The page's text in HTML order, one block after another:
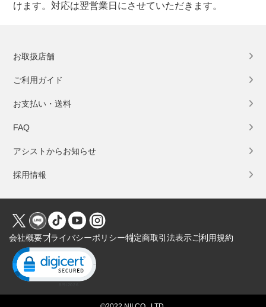
けます。対応は翌営業日にさせていただきます。
お取扱店舗
ご利用ガイド
お支払い・送料
FAQ
アシストからお知らせ
採用情報
会社概要プライバシーポリシー特定商取引法表示ご利用規約
Click to open certificate verification popup